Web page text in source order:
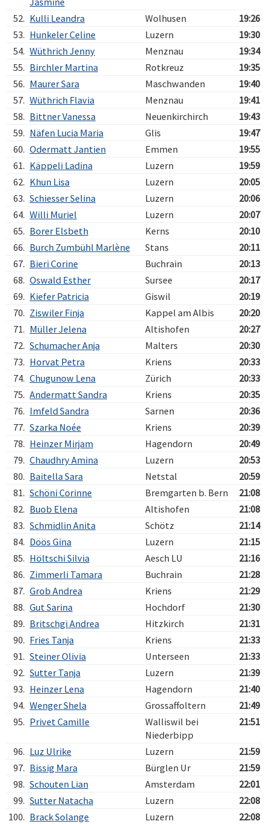
52. Kulli Leandra Wolhusen
19:26
53. Hunkeler Celine Luzern
19:30
54. Wüthrich Jenny Menznau
19:34
55. Birchler Martina Rotkreuz
19:35
56. Maurer Sara Maschwanden
19:40
57. Wüthrich Flavia Menznau
19:41
58. Bittner Vanessa Neuenkirchirch
19:43
59. Näfen Lucia Maria Glis
19:47
60. Odermatt Jantien Emmen
19:55
61. Käppeli Ladina Luzern
19:59
62. Khun Lisa Luzern
20:05
63. Schiesser Selina Luzern
20:06
64. Willi Muriel Luzern
20:07
65. Borer Elsbeth Kerns
20:10
66. Burch Zumbühl Marlène Stans
20:11
67. Bieri Corine Buchrain
20:13
68. Oswald Esther Sursee
20:17
69. Kiefer Patricia Giswil
20:19
70. Ziswiler Finja Kappel am Albis
20:20
71. Müller Jelena Altishofen
20:27
72. Schumacher Anja Malters
20:30
73. Horvat Petra Kriens
20:33
74. Chugunow Lena Zürich
20:33
75. Andermatt Sandra Kriens
20:35
76. Imfeld Sandra Sarnen
20:36
77. Szarka Noée Kriens
20:39
78. Heinzer Mirjam Hagendorn
20:49
79. Chaudhry Amina Luzern
20:53
80. Baitella Sara Netstal
20:59
81. Schöni Corinne Bremgarten b. Bern
21:08
82. Buob Elena Altishofen
21:08
83. Schmidlin Anita Schötz
21:14
84. Döös Gina Luzern
21:15
85. Höltschi Silvia Aesch LU
21:16
86. Zimmerli Tamara Buchrain
21:28
87. Grob Andrea Kriens
21:29
88. Gut Sarina Hochdorf
21:30
89. Britschgi Andrea Hitzkirch
21:31
90. Fries Tanja Kriens
21:33
91. Steiner Olivia Unterseen
21:33
92. Sutter Tanja Luzern
21:39
93. Heinzer Lena Hagendorn
21:40
94. Wenger Shela Grossaffoltern
21:49
95. Privet Camille
Walliswil bei
Niederbipp
21:51
96. Luz Ulrike Luzern
21:59
97. Bissig Mara Bürglen Ur
21:59
98. Schouten Lian Amsterdam
22:01
99. Sutter Natacha Luzern
22:08
100. Brack Solange Luzern 22:08